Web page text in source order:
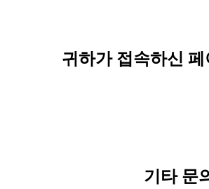
귀하가 접속하신
기타 문